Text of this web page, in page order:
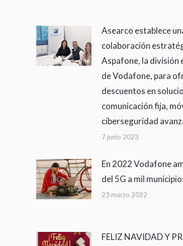
Asearco establece
colaboración
Aspafone, la división
de Vodafone, para
descuentos en
comunicación fija,
ciberseguridad
7 junio 2023
En 2022 Vodafone
del 5G a mil
23 marzo 2022
FELIZ NAVIDAD Y